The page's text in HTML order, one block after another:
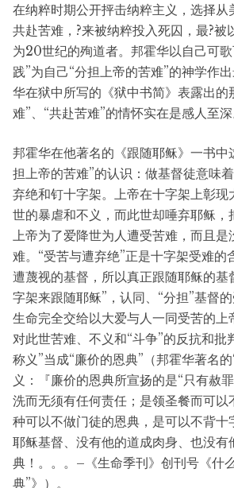
在纳粹时期公开抨击纳粹主义，选择从
共赴苦难，?来被纳粹投入死囚，最?被
为20世纪的殉道者。邦霍华以自己可
践”为自己“分担上帝的苦难”的神学作
华在狱中所写的《狱中书简》表露出的
难”、“共赴苦难”的情怀实在是感人至深
邦霍华在他著名的《跟随耶稣》一书中
担上帝的苦难”的认识：做基督徒意味
弃绝和钉十字架。上帝在十字架上彰现
世的暴虐和不义，而此世却唾弃耶稣，
上帝为了爱降世为人遭受苦难，而且
难。“受苦与遭弃绝”正是十字架受难的
遭蔑视的基督，所以真正跟随耶稣的基
字架来跟随耶稣”，认同、“分担”基督
生命完全交给以大爱与人一同受苦的上
对此世苦难、不义和“斗争”的反抗和批
称义”当成“廉价的恩典”（邦霍华著名
义：『廉价的恩典所宣扬的是“只有赦
洗而无须有任何责任；是领圣餐而可以
种可以不做门徒的恩典，是可以不背十
耶稣基督、没有他的道成肉身、也没有
典！。。。–《生命季刊》创刊号《什
典”》）。